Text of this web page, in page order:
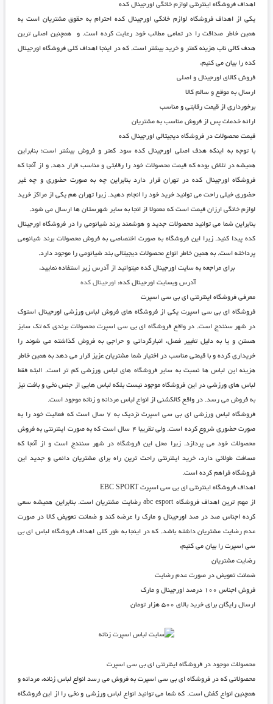
اهداف فروشگاه اینترنتی لوازم خانگی اورجینال کده
یکی از اهداففروشگاه لوازم خانگی اورجینال کدهاحترام به حقوق مشتریان است به
همین خاطر صداقت را در تمامی مطالب خود رعایت کرده است. و همچنین اصلی ترین
هدف کالی ناب هزینه کمتر و خرید بیشتر است. که در اینجا اهداف کلی فروشگاه اورجینال
کدهرا بیان می کنیم:
فروش کالای اورجینال و اصلی
ارسال به موقع و سالم کالا
برخورداری از قیمت رقابتی و مناسب
ارائه خدمات پس از فروش مناسب به مشتریان
قیمت محصولات در فروشگاه دیجیتالی اورجینال کده
با توجه به اینکه هدف اصلی اورجینال کدهسود کمتر و فروش بیشتر است؛ بنابراین
همیشه در تلاش بوده که قیمت محصولات خود را رقابتی و مناسب قرار دهد. و از آنجا که
فروشگاه اورجینال کدهدر تهران قرار دارد بنابراین چه به صورت حضوری و چه غیر
حضوری خیلی راحت می توانید خرید خود را انجام دهید. زیرا تهران هم یکی از مراکز خرید
لوازم خانگی ارزان قیمت است که معمولا از انجا به سایر شهرستان ها ارسال می شود.
بنابراین شما می توانید محصولات جدید و هوشمند برند شیائومی را در فروشگاه اورجینال
کدهپیدا کنید. زیرا این فروشگاه به صورت اختصاصی به فروش محصولات برند شیائومی
پرداخته است. به همین خاطر انواع محصولات دیجیتالی بند شیائومی را موجود دارد.
برای مراجعه به سایت اورجینال کده میتوانید از آدرس زیر استفاده نمایید:
آدرس وبسایت اورجینال کده: اورجینال کده
معرفی فروشگاه اینترنتی ای بی سی اسپرت
فروشگاه ای بی سی اسپرت یکی از فروشگاه های فروش لباس ورزشی اورجینال استوک
در شهر سنندج است. در واقع فروشگاه ای بی سی اسپرت محصولات برندی که تک سایز
هستن و یا به دلیل تغییر فصل، انبارگردانی و حراجی به فروش گذاشته می شوند را
خریداری کرده و با قیمتی مناسب در اختیار شما مشتریان عزیز قرار می دهد به همین خاطر
هزینه این لباس ها نسبت به سایر فروشگاه های لباس ورزشی کم تر است. البته فقط
لباس های ورزشی در این فروشگاه موجود نیست بلکه لباس هایی از جنس نخی و بافت نیز
به فروش می رسد. در واقع کالکشنی از انواع لباس مردانه و زنانه موجود است.
فروشگاه لباس ورزشی ای بی سی اسپرت
نزدیک به ۷ سال است که فعالیت خود را به
صورت حضوری شروع کرده است. ولی تقریبا ۴ سال است که به صورت اینترنتی به فروش
محصولات خود می پردازد. زیرا محل این فروشگاه در شهر سنندج است و از آنجا که
مسافت طولانی دارد، خرید اینترنتی راحت ترین راه برای مشتریان دائمی و جدید این
فروشگاه فراهم کرده است.
اهداف فروشگاه اینترنتی ای بی سی اسپرت EBC SPORT
از مهم ترین اهداففروشگاه abc esport
رضایت مشتریان است. بنابراین همیشه سعی
کرده اجناس صد در صد اورجینال و مارک را عرضه کند و ضمانت تعویض کالا در صورت
عدم رضایت مشتریان داشته باشد. که در اینجا به طور کلی اهداففروشگاه لباس ای بی
سی اسپرترا بیان می کنیم:
رضایت مشتریان
ضمانت تعویض در صورت عدم رضایت
فروش اجناس ۱۰۰ درصد اورجینال و مارک
ارسال رایگان برای خرید بالای ۵۰۰ هزار تومان
محصولات موجود در فروشگاه اینترنتی ای بی سی اسپرت
محصولاتی که در فروشگاه ای بی سی اسپرتبه فروش می رسد انواع لباس زنانه، مردانه و
همچنین انواع کفش است. که شما می توانید انواع لباس ورزشی و نخی را از این فروشگاه